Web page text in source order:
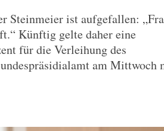
Steinmeier ist aufgefallen:
Künftig gelte daher eine
für die Verleihung des
am Mittwoch